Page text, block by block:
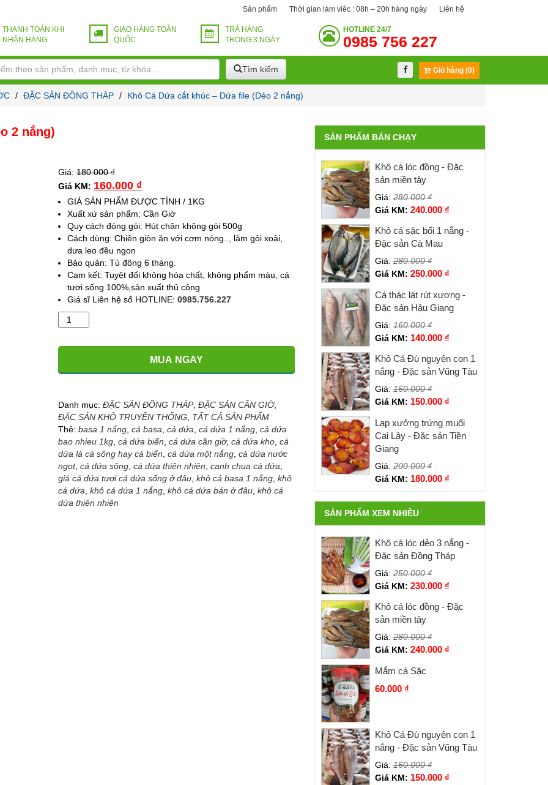
Sản phẩm Thời gian làm viêc : 08h – 20h hàng ngày Liên hệ
THANH TOÁN KHI
NHẬN HÀNG
GIAO HÀNG TOÀN
QUỐC
TRẢ HÀNG
TRONG 3 NGÀY
HOTLINE 24/7
0985 756 227
Tìm kiếm Giỏ hàng (0)
/ ĐẶC SẢN ĐỒNG THÁP / Khô Cá Dứa cắt khúc – Dứa file (Dẻo 2 nắng)
2 nắng)
Giá:180.000₫
Giá KM: 160.000 ₫
GIÁ SẢN PHẨM ĐƯỢC TÍNH / 1KG
Xuất xứ sản phẩm: Cần Giờ
Quy cách đóng gói: Hút chân không gói 500g
Cách dùng: Chiên giòn ăn với cơm nóng.., làm gỏi xoài,
dưa leo đều ngon
Bảo quản: Tủ đông 6 tháng.
Cam kết: Tuyệt đối không hóa chất, không phẩm màu, cá
tươi sống 100%,sản xuất thủ công
Giá sĩ Liên hệ số HOTLINE: 0985.756.227
Khô
Cá
file
(Dẻo
2
nắng)
số
lượng
MUA NGAY
Danh mục: ĐẶC SẢN ĐỒNG THÁP, ĐẶC SẢN CẦN GIỜ,
ĐẶC SẢN KHÔ TRUYỀN THỐNG
TẤT CẢ SẢN PHẨM
Thẻ: basa 1 nắng, cá basa cá dứa cá dứa 1 nắng, cá dứa
bao nhieu 1kg, cá dứa biển cá dứa cần giờ, cá dứa kho, cá
dứa là cá sông hay cá biển cá dứa một nắng, cá dứa nước
ngọt, cá dứa sông, cá dứa thiên nhiên canh chua cá dứa
giá cá dứa tươi cá dứa sống ở đâu, khô cá basa 1 nắng, khô
cá dứa khô cá dứa 1 nắng, khô cá dứa bán ở đâu, khô cá
dứa thiên nhiên
SẢN PHẨM BÁN CHẠY
Khô cá lóc đồng - Đặc
sản miền tây
Giá: 280.000₫
Giá KM: 240.000 ₫
Khô cá sặc bổi 1 nắng -
Đặc sản Cà Mau
Giá: 280.000₫
Giá KM: 250.000 ₫
Cá thác lát rút xương -
Đặc sản Hậu Giang
Giá: 160.000₫
Giá KM: 140.000 ₫
Khô Cá Đù nguyên con 1
nắng - Đặc sản Vũng Tàu
Giá: 160.000₫
Giá KM: 150.000 ₫
Lạp xưởng trứng muối
Cai Lậy - Đặc sản Tiền
Giang
Giá: 200.000₫
Giá KM: 180.000 ₫
SẢN PHẨM XEM NHIỀU
Khô cá lóc dẻo 3 nắng -
Đặc sản Đồng Tháp
Giá: 250.000₫
Giá KM: 230.000 ₫
Khô cá lóc đồng - Đặc
sản miền tây
Giá: 280.000₫
Giá KM: 240.000 ₫
Mắm cá Sặc
60.000 ₫
Khô Cá Đù nguyên con 1
nắng - Đặc sản Vũng Tàu
Giá: 160.000₫
Giá KM: 150.000 ₫